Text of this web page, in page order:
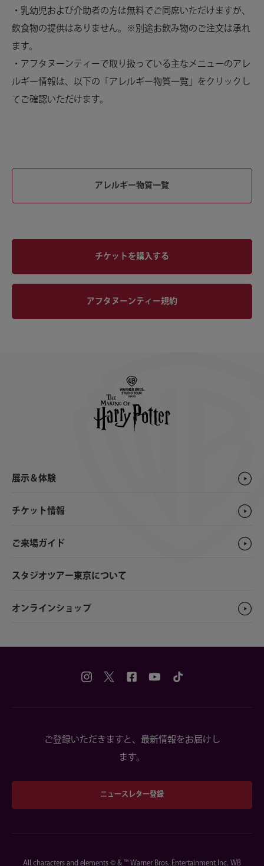
・乳幼児および介助者の方は無料でご同席いただけますが、
飲食物の提供はありません。※別途お飲み物のご注文は承れ
ます。
・アフタヌーンティーで取り扱っている主なメニューのアレ
ルギー情報は、以下の「アレルギー物質一覧」をクリックし
てご確認いただけます。
アレルギー物質一覧
チケットを購入する
アフタヌーンティー規約
展示＆体験
チケット情報
ご来場ガイド
スタジオツアー東京について
オンラインショップ
ご登録いただきますと、最新情報をお届けし
ます。
ニュースレター登録
All characters and elements © & ™ Warner Bros. Entertainment Inc. WB